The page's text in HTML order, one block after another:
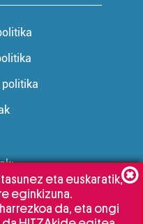
eta euskaratik,
eginkizuna.
da, eta ongi